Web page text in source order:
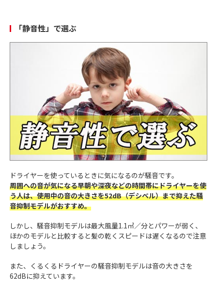
「静音性」で選ぶ
ドライヤーを使っているときに気になるのが騒音です。
周囲への音が気になる早朝や深夜などの時間帯にドライヤーを使
う人は、使用中の音の大きさを52dB（デシベル）まで抑えた騒
音抑制モデルがおすすめ。
しかし、騒音抑制モデルは最大風量1.1㎥／分とパワーが弱く、
ほかのモデルと比較すると髪の乾くスピードは遅くなるので注意
しましょう。
また、くるくるドライヤーの騒音抑制モデルは音の大きさを
62dBに抑えています。